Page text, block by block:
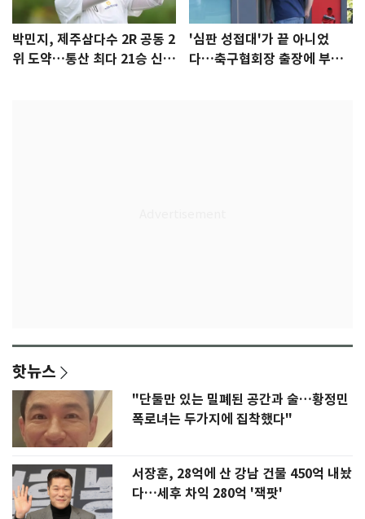
박민지, 제주삼다수 2R 공동 2
위 도약…통산 최다 21승 신기
'심판 성접대'가 끝 아니었
다…축구협회장 출장에 부인
핫뉴스
"단둘만 있는 밀폐된 공간과 술…황정민
폭로녀는 두가지에 집착했다"
서장훈, 28억에 산 강남 건물 450억 내놨
다…세후 차익 280억 '잭팟'